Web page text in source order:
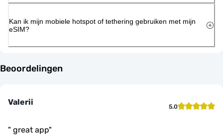
Kan ik mijn mobiele hotspot of tethering gebruiken met mijn
eSIM?
Beoordelingen
Valerii 5.0
" great app"